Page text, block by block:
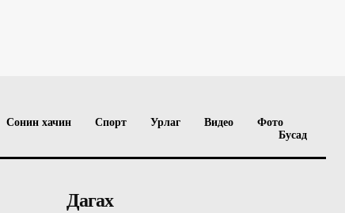
Сонин хачин Спорт Урлаг Видео
Фото
Бусад
Дагах